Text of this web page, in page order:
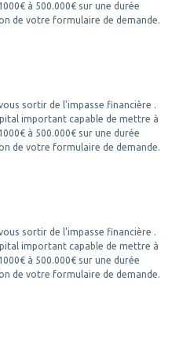
à 500.000€ sur une durée
de votre formulaire de demande.
sortir de l'impasse financière .
important capable de mettre à
à 500.000€ sur une durée
de votre formulaire de demande.
sortir de l'impasse financière .
important capable de mettre à
à 500.000€ sur une durée
de votre formulaire de demande.